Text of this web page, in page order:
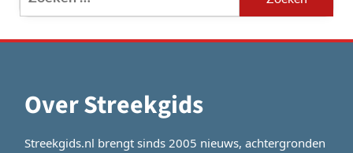
naar:
Over Streekgids
Streekgids.nl brengt sinds 2005 nieuws, achtergronden